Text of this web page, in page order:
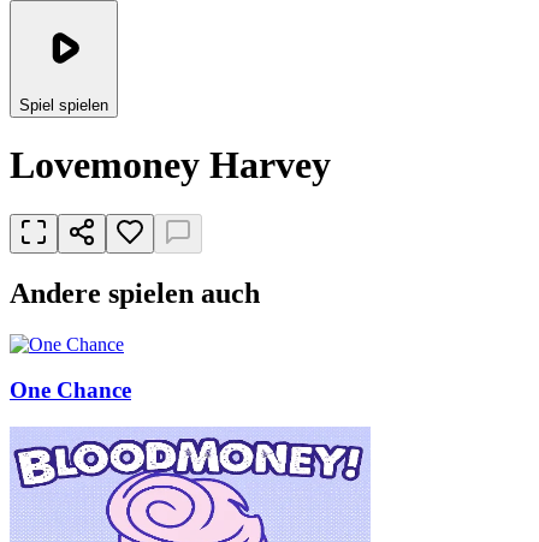
Spiel spielen
Lovemoney Harvey
Andere spielen auch
One Chance